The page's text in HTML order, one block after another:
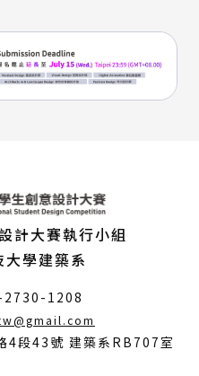
計大賽執行小組
學建築系
1208
開
4段43號 建築系RB707室